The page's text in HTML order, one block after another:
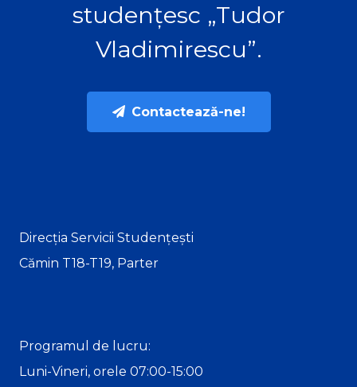
studențesc „Tudor
Vladimirescu”.
Contactează-ne!
Direcția Servicii Studențești
Cămin T18-T19, Parter
Programul de lucru:
Luni-Vineri, orele 07:00-15:00